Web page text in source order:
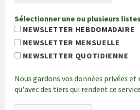
Sélectionner une ou plusieurs
NEWSLETTER HEBDOMADAIRE
NEWSLETTER MENSUELLE
NEWSLETTER QUOTIDIENNE
Nous gardons vos données privées
qu'avec des tiers qui rendent ce